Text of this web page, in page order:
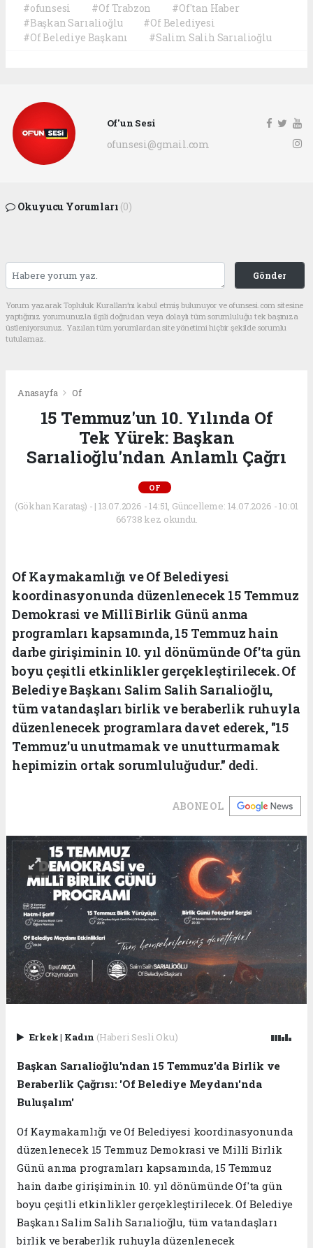
#ofunsesi
#Of Trabzon
#Of'tan Haber
#Başkan Sarıalioğlu
#Of Belediyesi
#Of Belediye Başkanı
#Salim Salih Sarıalioğlu
Of'un Sesi
ofunsesi@gmail.com
Okuyucu Yorumları (0)
Gönder
Yorum yazarak Topluluk Kuralları’nı kabul etmiş bulunuyor ve ofunsesi.com sitesine
yaptığınız yorumunuzla ilgili doğrudan veya dolaylı tüm sorumluluğu tek başınıza
üstleniyorsunuz. Yazılan tüm yorumlardan site yönetimi hiçbir şekilde sorumlu
tutulamaz.
Anasayfa Of
15 Temmuz'un 10. Yılında Of
Tek Yürek: Başkan
Sarıalioğlu'ndan Anlamlı Çağrı
OF
(Gökhan Karataş) - | 13.07.2026 - 14:51, Güncelleme: 14.07.2026 - 10:01
66738 kez okundu.
Of Kaymakamlığı ve Of Belediyesi
koordinasyonunda düzenlenecek 15 Temmuz
Demokrasi ve Millî Birlik Günü anma
programları kapsamında, 15 Temmuz hain
darbe girişiminin 10. yıl dönümünde Of'ta gün
boyu çeşitli etkinlikler gerçekleştirilecek. Of
Belediye Başkanı Salim Salih Sarıalioğlu,
tüm vatandaşları birlik ve beraberlik ruhuyla
düzenlenecek programlara davet ederek, "15
Temmuz'u unutmamak ve unutturmamak
hepimizin ortak sorumluluğudur." dedi.
ABONE OL
Erkek| Kadın (Haberi Sesli Oku)
Başkan Sarıalioğlu'ndan 15 Temmuz'da Birlik ve
Beraberlik Çağrısı: 'Of Belediye Meydanı'nda
Buluşalım'
Of Kaymakamlığı ve Of Belediyesi koordinasyonunda
düzenlenecek 15 Temmuz Demokrasi ve Millî Birlik
Günü anma programları kapsamında, 15 Temmuz
hain darbe girişiminin 10. yıl dönümünde Of'ta gün
boyu çeşitli etkinlikler gerçekleştirilecek. Of Belediye
Başkanı Salim Salih Sarıalioğlu, tüm vatandaşları
birlik ve beraberlik ruhuyla düzenlenecek